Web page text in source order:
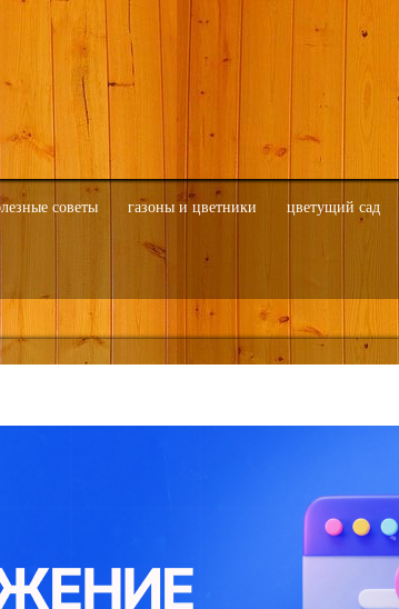
советы газоны и цветники цветущий сад